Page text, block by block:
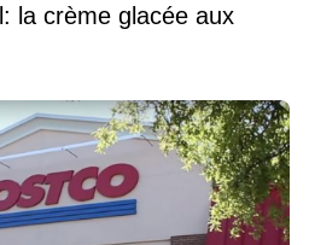
la crème glacée aux